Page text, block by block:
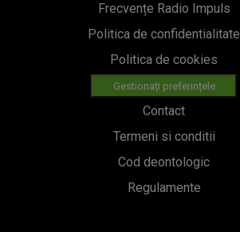
Frecvențe Radio Impuls
Politica de confidentialitate
Politica de cookies
Gestionați preferințele
Contact
Termeni si conditii
Cod deontologic
Regulamente